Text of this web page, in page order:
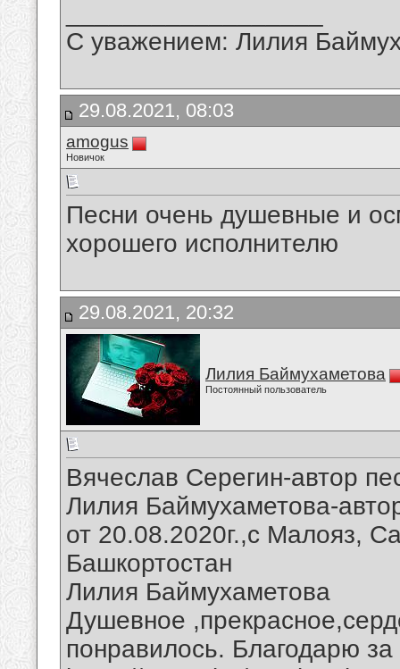
С уважением: Лилия
29.08.2021, 08:03
amogus
Новичок
Песни очень душевные и
хорошего исполнителю
29.08.2021, 20:32
Лилия Баймухаметова
Постоянный пользователь
Вячеслав Серегин-автор
Лилия Баймухаметова-
от 20.08.2020г.,с Малояз,
Башкортостан
Лилия Баймухаметова
Душевное
понравилось. Благодарю